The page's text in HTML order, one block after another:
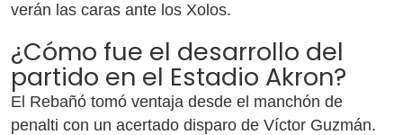
verán las caras ante los Xolos.
¿Cómo fue el desarrollo del
partido en el Estadio Akron?
El Rebañó tomó ventaja desde el manchón de
penalti con un acertado disparo de Víctor Guzmán.